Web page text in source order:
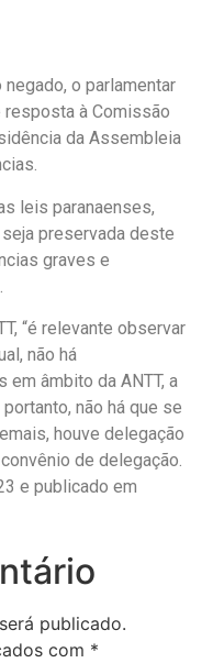
o parlamentar
resposta à Comissão
da Assembleia
leis paranaenses,
preservada deste
graves e
“é relevante observar
não há
âmbito da ANTT, a
não há que se
houve delegação
de delegação.
e publicado em
publicado.
com *